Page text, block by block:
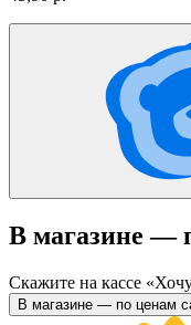
В магазине —
Скажите на кассе
В магазине — по ценам